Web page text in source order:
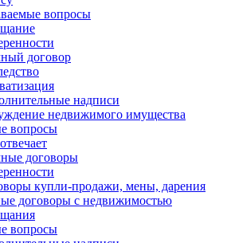
вопросы
договор
надписи
недвижимого имущества
вопросы
договоры
купли-продажи, мены, дарения
договоры с недвижимостью
вопросы